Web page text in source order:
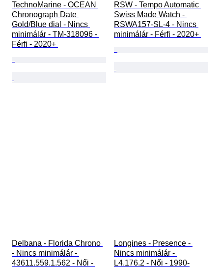
TechnoMarine - OCEAN
Chronograph Date
Gold/Blue dial - Nincs
minimálár - TM-318096 -
Férfi - 2020+
RSW - Tempo Automatic
Swiss Made Watch -
RSWA157-SL-4 - Nincs
minimálár - Férfi - 2020+
Delbana - Florida Chrono
- Nincs minimálár -
43611.559.1.562 - Női -
Longines - Presence -
Nincs minimálár -
L4.176.2 - Női - 1990-